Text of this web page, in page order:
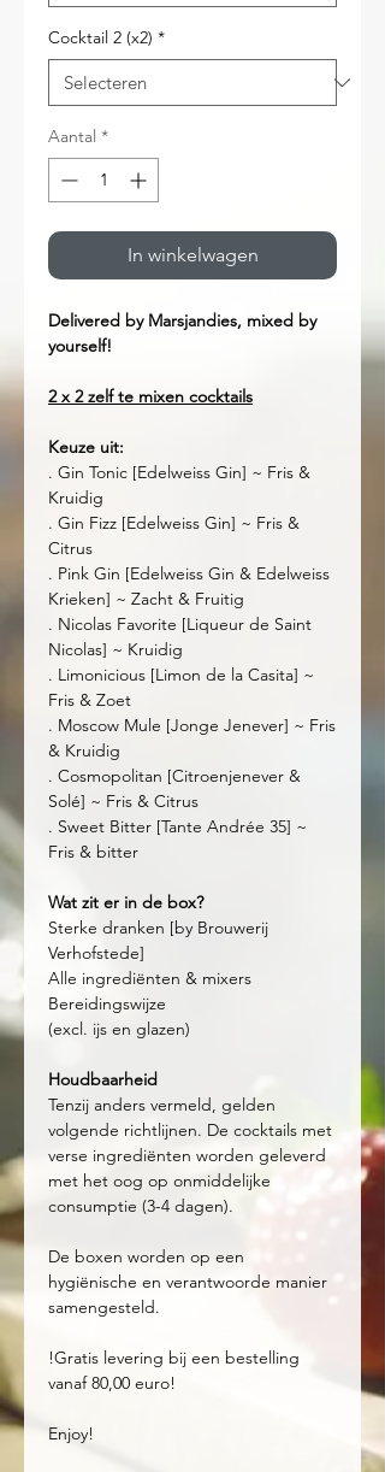
Cocktail 2 (x2) *
Aantal *
In winkelwagen
Delivered by Marsjandies, mixed by
yourself!
2 x 2 zelf te mixen cocktails
Keuze uit:
. Gin Tonic [Edelweiss Gin] ~ Fris &
Kruidig
. Gin Fizz [Edelweiss Gin] ~ Fris &
Citrus
. Pink Gin [Edelweiss Gin & Edelweiss
Krieken] ~ Zacht & Fruitig
. Nicolas Favorite [Liqueur de Saint
Nicolas] ~ Kruidig
. Limonicious [Limon de la Casita] ~
Fris & Zoet
. Moscow Mule [Jonge Jenever] ~ Fris
& Kruidig
. Cosmopolitan [Citroenjenever &
Solé] ~ Fris & Citrus
. Sweet Bitter [Tante Andrée 35] ~
Fris & bitter
Wat zit er in de box?
Sterke dranken [by Brouwerij
Verhofstede]
Alle ingrediënten & mixers
Bereidingswijze
(excl. ijs en glazen)
Houdbaarheid
Tenzij anders vermeld, gelden
volgende richtlijnen. De cocktails met
verse ingrediënten worden geleverd
met het oog op onmiddelijke
consumptie (3-4 dagen).
De boxen worden op een
hygiënische en verantwoorde manier
samengesteld.
!Gratis levering bij een bestelling
vanaf 80,00 euro!
Enjoy!